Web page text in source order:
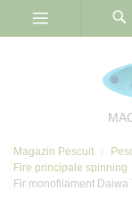
Magazin Pescuit
Fire principale spinning
Fir monofilament Daiwa